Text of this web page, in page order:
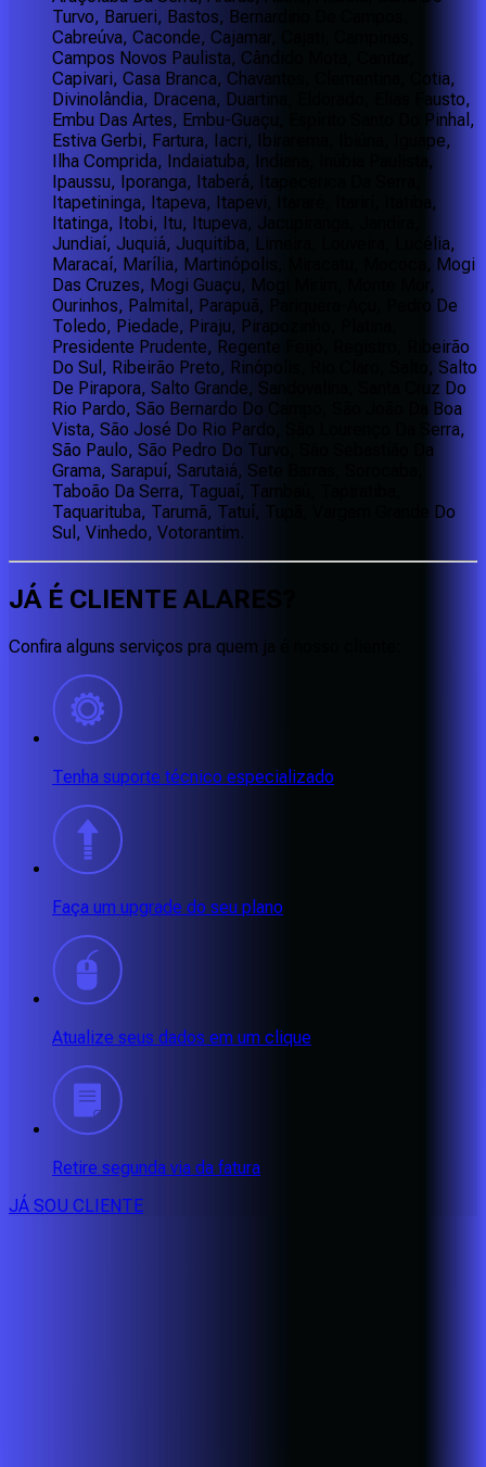
Turvo, Barueri, Bastos, Bernardino De Campos,
Cabreúva, Caconde, Cajamar, Cajati, Campinas,
Campos Novos Paulista, Cândido Mota, Canitar,
Capivari, Casa Branca, Chavantes, Clementina, Cotia,
Divinolândia, Dracena, Duartina, Eldorado, Elias Fausto,
Embu Das Artes, Embu-Guaçu, Espírito Santo Do Pinhal,
Estiva Gerbi, Fartura, Iacri, Ibirarema, Ibiúna, Iguape,
Ilha Comprida, Indaiatuba, Indiana, Inúbia Paulista,
Ipaussu, Iporanga, Itaberá, Itapecerica Da Serra,
Itapetininga, Itapeva, Itapevi, Itararé, Itariri, Itatiba,
Itatinga, Itobi, Itu, Itupeva, Jacupiranga, Jandira,
Jundiaí, Juquiá, Juquitiba, Limeira, Louveira, Lucélia,
Maracaí, Marília, Martinópolis, Miracatu, Mococa, Mogi
Das Cruzes, Mogi Guaçu, Mogi Mirim, Monte Mor,
Ourinhos, Palmital, Parapuã, Pariquera-Açu, Pedro De
Toledo, Piedade, Piraju, Pirapozinho, Platina,
Presidente Prudente, Regente Feijó, Registro, Ribeirão
Do Sul, Ribeirão Preto, Rinópolis, Rio Claro, Salto, Salto
De Pirapora, Salto Grande, Sandovalina, Santa Cruz Do
Rio Pardo, São Bernardo Do Campo, São João Da Boa
Vista, São José Do Rio Pardo, São Lourenço Da Serra,
São Paulo, São Pedro Do Turvo, São Sebastião Da
Grama, Sarapuí, Sarutaiá, Sete Barras, Sorocaba,
Taboão Da Serra, Taguaí, Tambaú, Tapiratiba,
Taquarituba, Tarumã, Tatuí, Tupã, Vargem Grande Do
Sul, Vinhedo, Votorantim.
JÁ É CLIENTE ALARES
Confira alguns serviços pra quem ja é nosso cliente:
Tenha suporte técnico especializado
Faça um upgrade do seu plano
Atualize seus dados em um clique
Retire segunda via da fatura
JÁ SOU CLIENTE